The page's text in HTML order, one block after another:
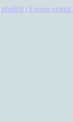
phpBB | Forum gratuit